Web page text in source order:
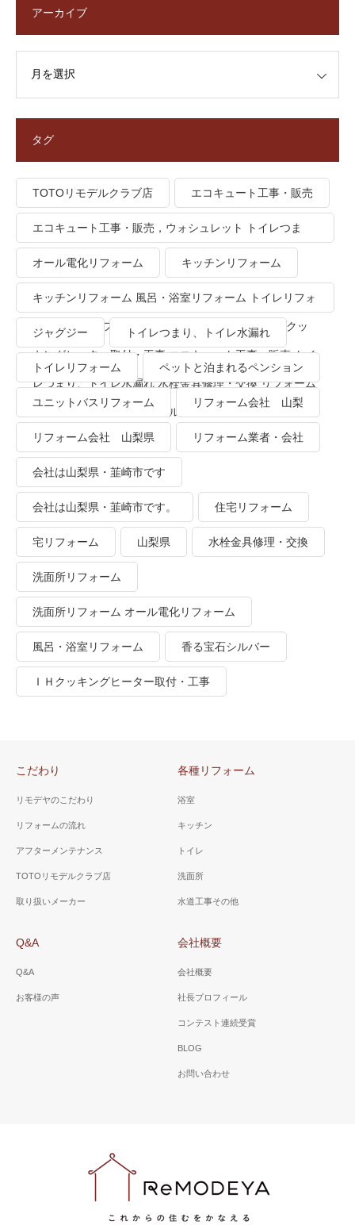
アーカイブ
タグ
TOTOリモデルクラブ店 エコキュート工事・販売
エコキュート工事・販売，ウォシュレット トイレつま
り、トイレ水漏れ
オール電化リフォーム キッチンリフォーム
キッチンリフォーム 風呂・浴室リフォーム トイレリフォ
ーム 洗面所リフォーム オール電化リフォーム ＩＨクッ
キングヒーター取付・工事 エコキュート工事・販売 トイ
レつまり、トイレ水漏れ 水栓金具修理・交換 リフォーム
業者・会社 ＴＯＴＯリモデルクラブ
ジャグジー トイレつまり、トイレ水漏れ
トイレリフォーム ペットと泊まれるペンション
ユニットバスリフォーム リフォーム会社 山梨
リフォーム会社 山梨県 リフォーム業者・会社
会社は山梨県・韮崎市です
会社は山梨県・韮崎市です。 住宅リフォーム
宅リフォーム 山梨県 水栓金具修理・交換
洗面所リフォーム
洗面所リフォーム オール電化リフォーム
風呂・浴室リフォーム 香る宝石シルバー
ＩＨクッキングヒーター取付・工事
こだわり
リモデヤのこだわり
リフォームの流れ
アフターメンテナンス
TOTOリモデルクラブ店
取り扱いメーカー
各種リフォーム
浴室
キッチン
トイレ
洗面所
水道工事その他
Q&A
Q&A
お客様の声
会社概要
会社概要
社長プロフィール
コンテスト連続受賞
BLOG
お問い合わせ